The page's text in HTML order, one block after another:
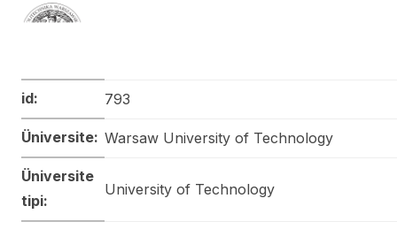
id: 793
Üniversite: Warsaw University of Technology
Üniversite
tipi:
University of Technology